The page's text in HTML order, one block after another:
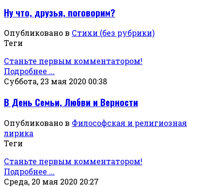
Ну что, друзья, поговорим?
Опубликовано в Стихи (без рубрики)
Теги
Станьте первым комментатором!
Подробнее ...
Суббота, 23 мая 2020 00:38
В День Семьи, Любви и Верности
Опубликовано в Философская и религиозная
лирика
Теги
Станьте первым комментатором!
Подробнее ...
Среда, 20 мая 2020 20:27